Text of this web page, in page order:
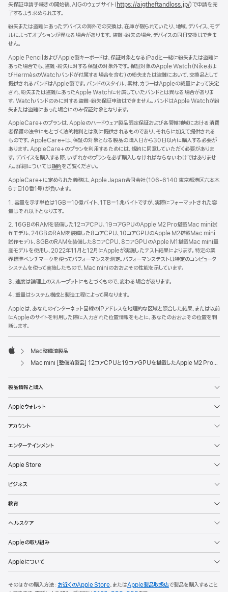
失保証申請手続きの開始後、AIGのウェブサイト（https://aigtheftandloss.jp/）で申請を完
了するよう求められます。
紛失または盗難にあったデバイスの海外での交換は、在庫が限られていたり、地域、デバイス、モデ
ルによってオプションが異なる場合があります。盗難・紛失の場合、デバイスの同日交換はできま
せん。
Apple PencilおよびApple製キーボードは、保証対象となるiPadと一緒に紛失または盗難に
あった場合でも、盗難・紛失に対する保証の対象外です。保証対象のApple Watch（Nikeおよ
びHermèsのWatchバンドが付属する場合を含む）の紛失または盗難において、交換品として
提供されるバンドはApple製です。バンドのスタイル、素材、カラーはAppleの裁量によって決定
され、紛失または盗難にあったApple Watchに付属していたバンドとは異なる場合がありま
す。Watchバンドのみに対する盗難・紛失保証申請はできません。バンドはApple Watchが紛
失または盗難にあった場合にのみ保証対象となります。
AppleCare+のプランは、Appleのハードウェア製品限定保証および各管轄地域における消費
者保護の法令にもとづく法的権利とは別に提供されるものであり、それらに加えて提供される
ものです。AppleCare+は、保証の対象となる製品の購入日から30日以内に購入する必要が
あります。AppleCare+のプランを利用するためには、規約に同意していただく必要がありま
す。デバイスを購入する際、いずれかのプランを必ず購入しなければならないわけではありませ
ん。詳細については規約（新
ウ
イ
ン
ド
で
開
き
ま
す）
をご覧ください。
AppleCare+に定められた義務は、Apple Japan合同会社（106-6140 東京都港区六本木
6丁目10番1号）が負いま す 。
1. 容量を示す単位は1GB＝10億バイト、1TB＝1兆バイトですが、実際にフォーマットされた容
量はそれ以下となります。
2. 16GBのRAMを装備した12コアCPU、19コアGPUのApple M2 Pro搭載Mac mini試
作モデル、24GBのRAMを装備した8コアCPU、10コアGPUのApple M2搭載Mac mini
試作モデル、8GBのRAMを装備した8コアCPU、8コアGPUのApple M1搭載Mac mini量
産モデルを使用し、2022年11月と12月にAppleが実施したテスト結果によります。特定の業
界標準ベンチマークを使ってパフォーマンスを測定。パフォーマンステストは特定のコンピュータ
システムを使って実施したもので、Mac miniのおおよその性能を示しています。
3. 速度は論理上のスループットにもとづくもので、変わる場合があります。
4. 重量はシステム構成と製造工程によって異なります。
Appleは、あなたのインターネット回線のIPアドレスを地理的な区域と照合した結果、または以前
にAppleのサイトを利用した際に入力された位置情報をもとに、あなたのおおよその位置を判
断します。
Apple
Mac整備済製品
Mac mini [整備済製品] 12コアCPUと19コアGPUを搭載したApple M2 Proチップ、10GB Ethernet
製品情報と購入
Appleウォレット
アカウント
エンターテインメント
Apple Store
ビジネス
教育
ヘルスケア
Appleの取り組み
Appleについて
そのほかの購入方法： お近くのApple Store、またはApple製品取扱店で製品を購入すること